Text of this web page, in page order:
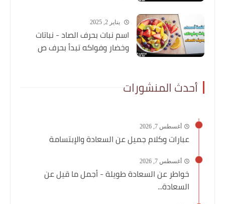
يناير 2, 2025
اسم نبات بحرف الصاد - نباتات
وخضار وفواكه تبدأ بحرف ص
أحدث المنشورات
أغسطس 7, 2026
عبارات وكلام جميل عن السعادة والإبتسامة
أغسطس 7, 2026
خواطر عن السعادة طويلة - أجمل ما قيل عن
السعادة...